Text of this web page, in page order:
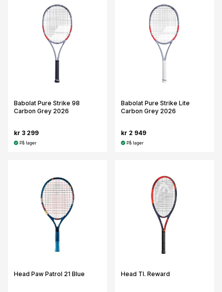
Babolat Pure Strike 98
Carbon Grey 2026
kr 3 299
På lager
Babolat Pure Strike Lite
Carbon Grey 2026
kr 2 949
På lager
Head Paw Patrol 21 Blue Head TI. Reward